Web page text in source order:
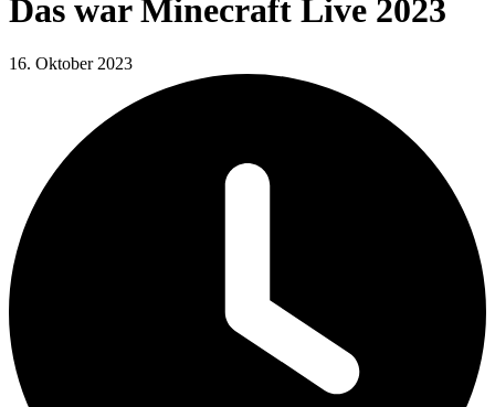
Das war Minecraft Live 2023
16. Oktober 2023